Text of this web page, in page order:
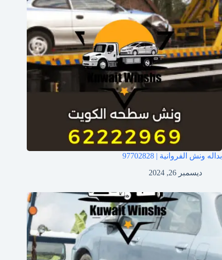
بداله ونش الفروانية | 97702828
ديسمبر 26, 2024